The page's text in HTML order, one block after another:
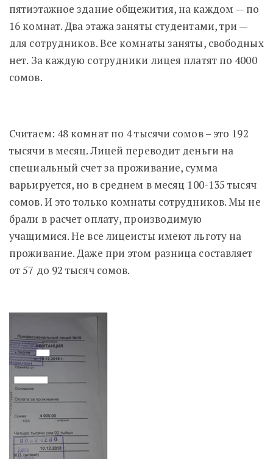
пятиэтажное здание общежития, на каждом — по
16 комнат. Два этажа заняты студентами, три —
для сотрудников. Все комнаты заняты, свободных
нет. За каждую сотрудники лицея платят по 4000
сомов.
Считаем: 48 комнат по 4 тысячи сомов – это 192
тысячи в месяц. Лицей переводит деньги на
специальный счет за проживание, сумма
варьируется, но в среднем в месяц 100-135 тысяч
сомов. И это только комнаты сотрудников. Мы не
брали в расчет оплату, производимую
учащимися. Не все лицеисты имеют льготу на
проживание. Даже при этом разница составляет
от 57 до 92 тысяч сомов.